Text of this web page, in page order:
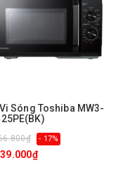
Sóng Toshiba MW3-
- 17%